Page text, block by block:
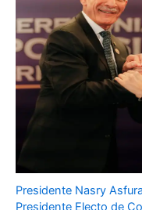
Presidente Nasry
Presidente Electo de